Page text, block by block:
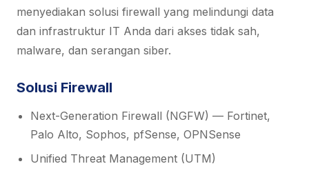
menyediakan solusi firewall yang melindungi data
dan infrastruktur IT Anda dari akses tidak sah,
malware, dan serangan siber.
Solusi Firewall
Next-Generation Firewall (NGFW) — Fortinet,
Palo Alto, Sophos, pfSense, OPNSense
Unified Threat Management (UTM)